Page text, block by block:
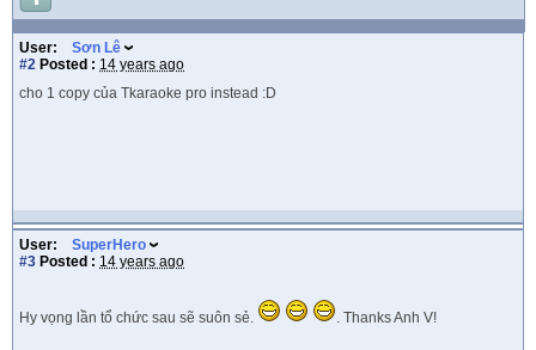
User:
Sơn Lê
#2 Posted : 14 years ago
cho 1 copy của Tkaraoke pro instead :D
User:
SuperHero
#3 Posted : 14 years ago
Hy vọng lần tổ chức sau sẽ suôn sẻ. . Thanks Anh V!